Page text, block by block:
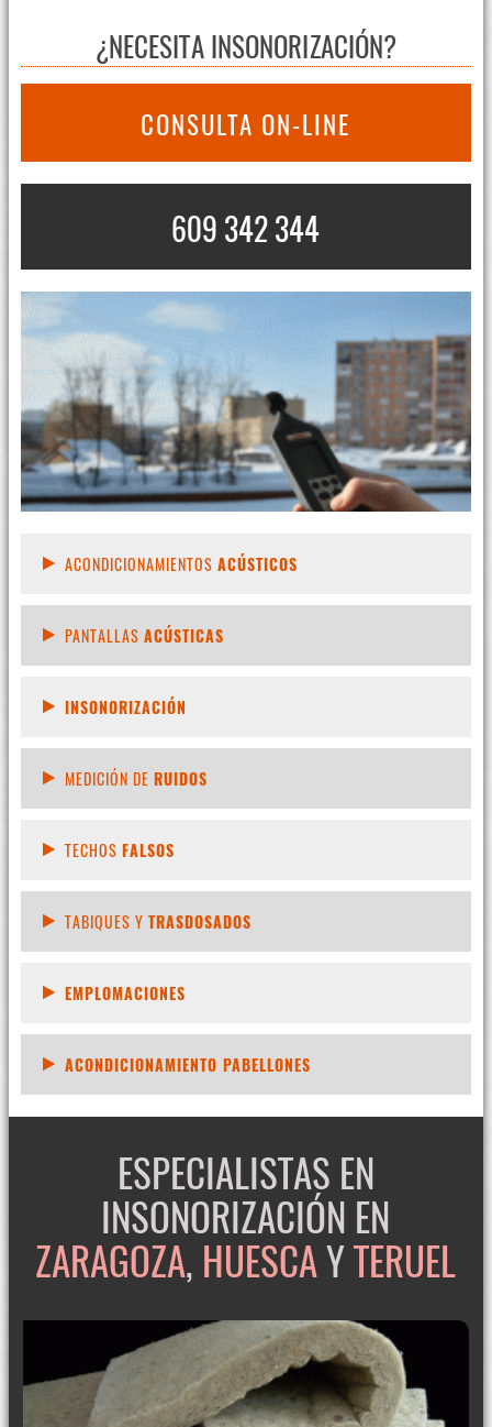
¿NECESITA INSONORIZACIÓN?
CONSULTA ON-LINE
609 342 344
ACONDICIONAMIENTOS ACÚSTICOS
PANTALLAS ACÚSTICAS
INSONORIZACIÓN
MEDICIÓN DE RUIDOS
TECHOS FALSOS
TABIQUES Y TRASDOSADOS
EMPLOMACIONES
ACONDICIONAMIENTO PABELLONES
ESPECIALISTAS EN
INSONORIZACIÓN EN
ZARAGOZA, HUESCAYTERUEL